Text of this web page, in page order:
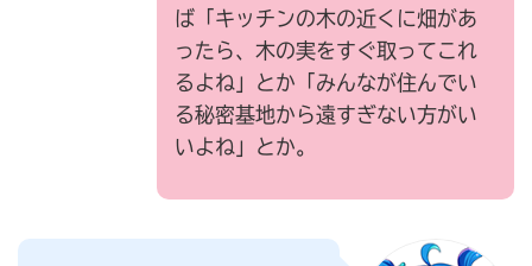
ば「キッチンの木の近くに畑があ
ったら、木の実をすぐ取ってこれ
るよね」とか「みんなが住んでい
る秘密基地から遠すぎない方がい
いよね」とか。